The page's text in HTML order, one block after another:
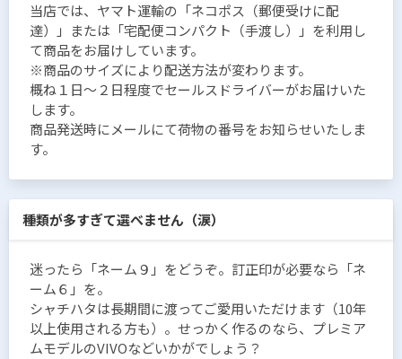
当店では、ヤマト運輸の「ネコポス（郵便受けに配
達）」または「宅配便コンパクト（手渡し）」を利用し
て商品をお届けしています。
※商品のサイズにより配送方法が変わります。
概ね１日〜２日程度でセールスドライバーがお届けいた
します。
商品発送時にメールにて荷物の番号をお知らせいたしま
す。
種類が多すぎて選べません（涙）
迷ったら「ネーム９」をどうぞ。訂正印が必要なら「ネ
ーム６」を。
シャチハタは長期間に渡ってご愛用いただけます（10年
以上使用される方も）。せっかく作るのなら、プレミア
ムモデルのVIVOなどいかがでしょう？